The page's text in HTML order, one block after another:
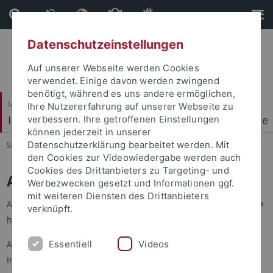
Direkt
zum
Inhalt
Direkt
zur
Fußleiste
Mathematisch-Naturwissenschaftliche Fakultät
Institut für Physikalische und Theoretische Chemie
Sie sind hier: Startseite ... Allgemein
Allgemeine Informationen
Allgemeine Informationen zum Studium der Chemie finden Sie
hier.
Auf dieser Seite finden Sie spezielle Informationen des
Institutes, z.B.
Datenschutzeinstellungen
Auf unserer Webseite werden Cookies
verwendet. Einige davon werden zwingend
benötigt, während es uns andere ermöglichen,
Ihre Nutzererfahrung auf unserer Webseite zu
verbessern. Ihre getroffenen Einstellungen
können jederzeit in unserer
Datenschutzerklärung bearbeitet werden. Mit
den Cookies zur Videowiedergabe werden auch
Cookies des Drittanbieters zu Targeting- und
Werbezwecken gesetzt und Informationen ggf.
mit weiteren Diensten des Drittanbieters
verknüpft.
Essentiell Videos